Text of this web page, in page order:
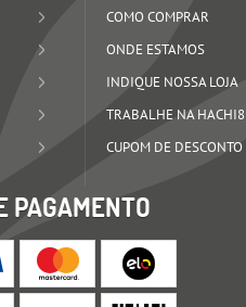
COMO COMPRAR
ONDE ESTAMOS
INDIQUE NOSSA LOJA
TRABALHE NA HACHI8
CUPOM DE DESCONTO
PAGAMENTO